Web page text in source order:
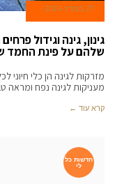
27 במרץ 2024
גינון, גינה וגידול
שלהם על פינת החמד
מזרקות לגינה הן כלי חיוני
מעניקות לגינה נפח ומראה
קרא עוד ←
חדשות כל
לי